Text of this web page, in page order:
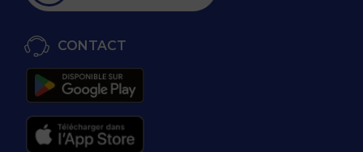
CONTACT